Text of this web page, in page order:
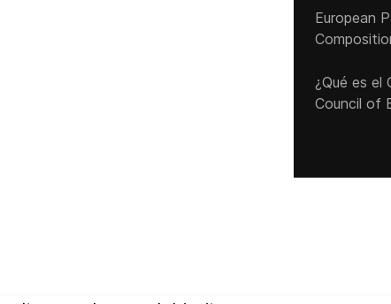
European
¿Qué es el
Council of